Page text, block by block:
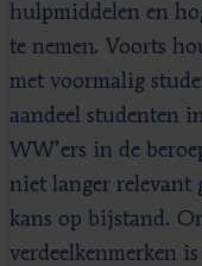
hulpmiddelen en
te nemen. Voorts
met voormalig
aandeel studenten
WW’ers in de
niet langer relevant
kans op bijstand.
verdeelkenmerken